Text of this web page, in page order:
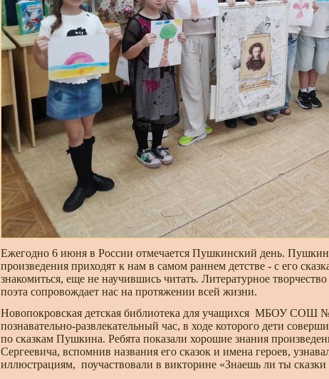
Ежегодно 6 июня в России отмечается Пушкинский день.
произведения приходят к нам в самом раннем детстве - с его
знакомиться, еще не научившись читать. Литературное творчество
поэта сопровождает нас на протяжении всей жизни.
Новопокровская детская библиотека для учащихся МБОУ СОШ
познавательно-развлекательный час, в ходе которого дети
по сказкам Пушкина. Ребята показали хорошие знания
Сергеевича, вспомнив названия его сказок и имена героев,
иллюстрациям, поучаствовали в викторине «Знаешь ли ты